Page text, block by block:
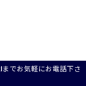
でお気軽にお電話下さ